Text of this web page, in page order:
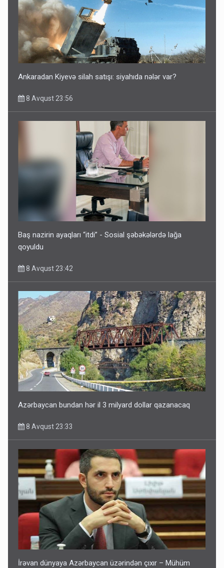
Ankaradan Kiyevə silah satışı: siyahıda nələr var?
8 Avqust 23:56
Baş nazirin ayaqları “itdi” - Sosial şəbəkələrdə lağa
qoyuldu
8 Avqust 23:42
Azərbaycan bundan hər il 3 milyard dollar qazanacaq
8 Avqust 23:33
İrəvan dünyaya Azərbaycan üzərindən çıxır – Mühüm